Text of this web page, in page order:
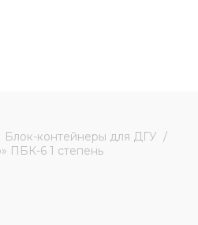
Блок-контейнеры для ДГУ
ПБК-6 1 степень